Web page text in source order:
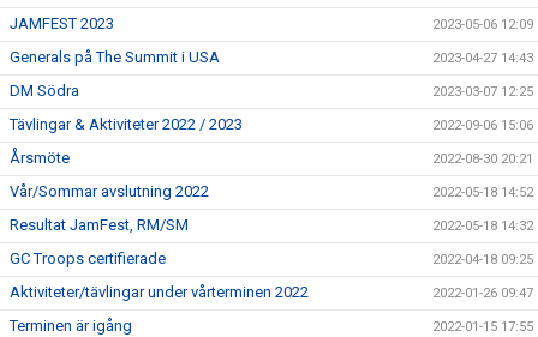
JAMFEST 2023 2023-05-06 12:09
Generals på The Summit i USA 2023-04-27 14:43
DM Södra 2023-03-07 12:25
Tävlingar & Aktiviteter 2022 / 2023 2022-09-06 15:06
Årsmöte 2022-08-30 20:21
Vår/Sommar avslutning 2022 2022-05-18 14:52
Resultat JamFest, RM/SM 2022-05-18 14:32
GC Troops certifierade 2022-04-18 09:25
Aktiviteter/tävlingar under vårterminen 2022 2022-01-26 09:47
Terminen är igång 2022-01-15 17:55